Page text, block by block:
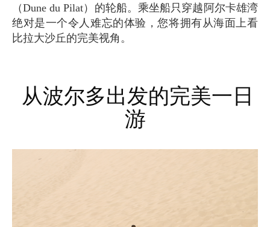
（Dune du Pilat）的轮船。乘坐船只穿越阿尔卡雄湾
绝对是一个令人难忘的体验，您将拥有从海面上看
比拉大沙丘的完美视角。
从波尔多出发的完美一日
游